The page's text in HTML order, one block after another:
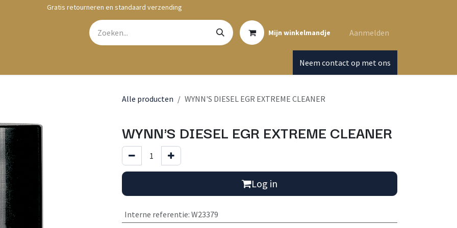
Gratis retourneren en standaard verzending
Mijn winkelmandje Aanmelden
Neem contact op met ons
Alle producten WYNN'S DIESEL EGR EXTREME CLEANER
WYNN'S DIESEL EGR EXTREME CLEANER
Log in
Interne referentie: W23379